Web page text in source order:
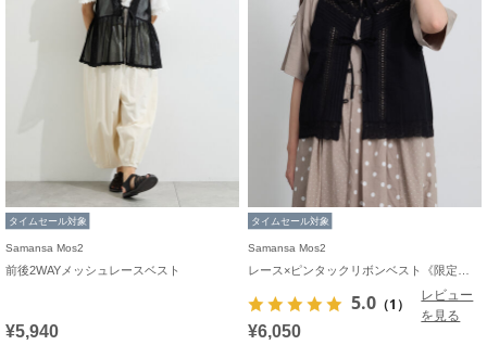
タイムセール対象
Samansa Mos2
前後2WAYメッシュレースベスト
¥5,940
タイムセール対象
Samansa Mos2
5.0 （1）
レビュー
を見る
¥6,050